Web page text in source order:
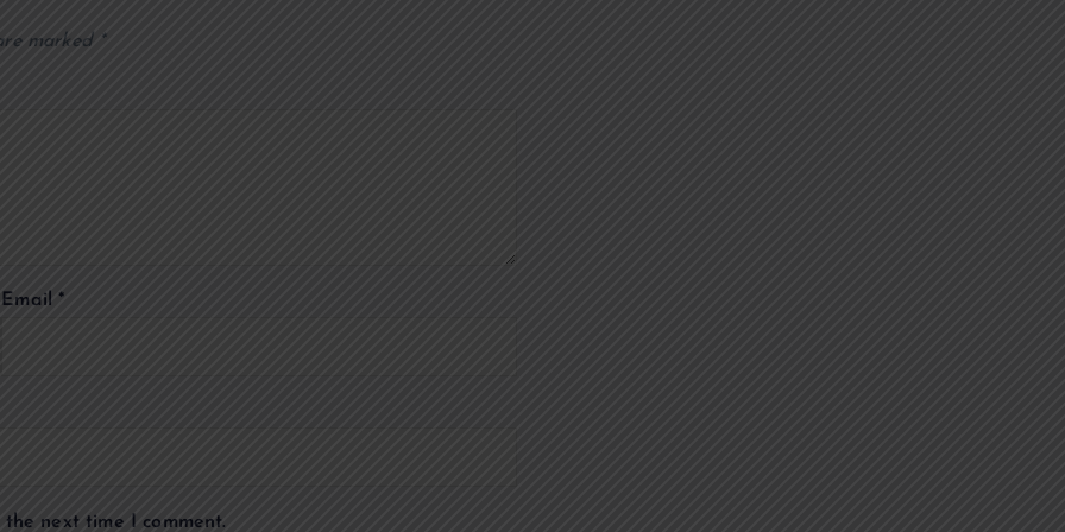
marked *
Email*
next time I comment.